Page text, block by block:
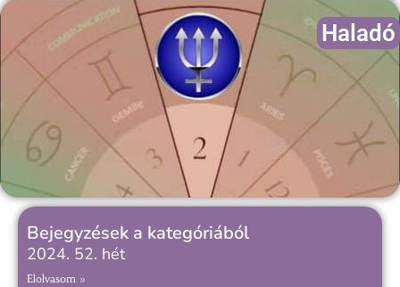
Haladó
Bejegyzések a kategóriából
2024. 52. hét
Elolvasom »